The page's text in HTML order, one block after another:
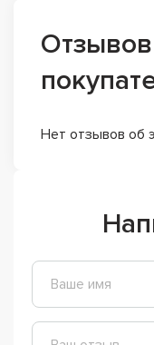
Нет отзывов об